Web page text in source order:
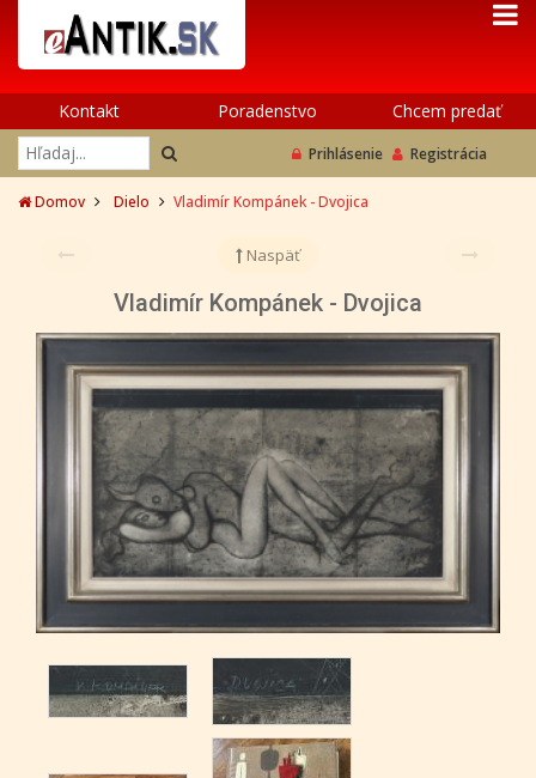
Kontakt Poradenstvo Chcem predať
Prihlásenie Registrácia
Domov Dielo Vladimír Kompánek - Dvojica
Naspäť
Vladimír Kompánek - Dvojica